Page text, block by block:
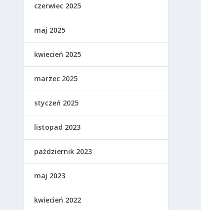
czerwiec 2025
maj 2025
kwiecień 2025
marzec 2025
styczeń 2025
listopad 2023
październik 2023
maj 2023
kwiecień 2022